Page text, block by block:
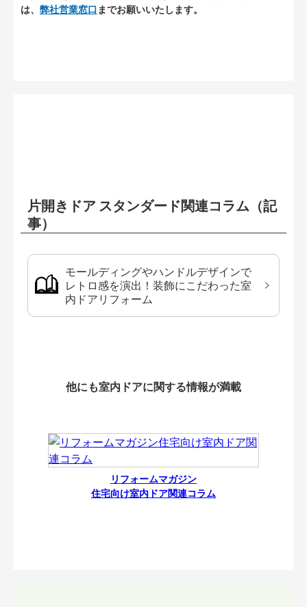
は、 弊社営業窓口 までお願いいたします。
片開きドア スタンダード関連コラム（記
事）
モールディングやハンドルデザインで
レトロ感を演出！装飾にこだわった室
内ドアリフォーム
他にも室内ドアに関する情報が満載
リフォームマガジン
住宅向け室内ドア関連コラム